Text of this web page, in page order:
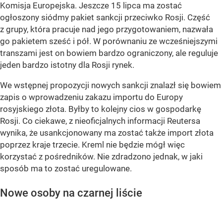
Komisja Europejska. Jeszcze 15 lipca ma zostać
ogłoszony siódmy pakiet sankcji przeciwko Rosji. Część
z grupy, która pracuje nad jego przygotowaniem, nazwała
go pakietem sześć i pół. W porównaniu ze wcześniejszymi
transzami jest on bowiem bardzo ograniczony, ale reguluje
jeden bardzo istotny dla Rosji rynek.
We wstępnej propozycji nowych sankcji znalazł się bowiem
zapis o wprowadzeniu zakazu importu do Europy
rosyjskiego złota. Byłby to kolejny cios w gospodarkę
Rosji. Co ciekawe, z nieoficjalnych informacji Reutersa
wynika, że usankcjonowany ma zostać także import złota
poprzez kraje trzecie. Kreml nie będzie mógł więc
korzystać z pośredników. Nie zdradzono jednak, w jaki
sposób ma to zostać uregulowane.
Nowe osoby na czarnej liście